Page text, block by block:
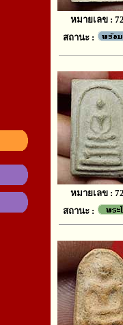
หมายเลข :
สถานะ :
หมายเลข :
สถานะ :